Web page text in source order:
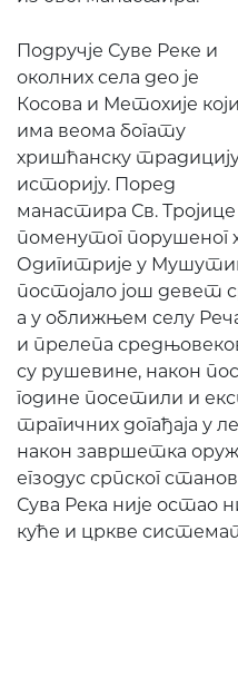
Подручје Суве Реке и
околних села део је
Косова и Метохије који
има веома богату
хришћанску
историју. Поред
манастира Св.
поменутог порушеног
Одигитрије у
постојало још девет
а у оближњем селу
и прелепа
су рушевине, након
године посетили и
трагичних догађаја у
након завршетка
егзодус српског
Сува Река није остао
куће и цркве